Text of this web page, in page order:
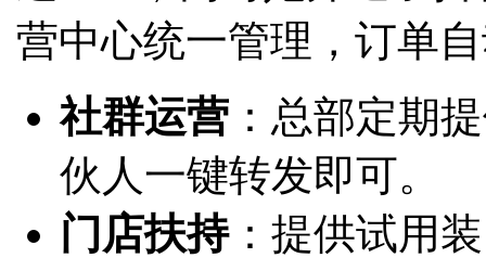
营中心统一管理，订单
社群运营 ：总部定期
伙人一键转发即可。
门店扶持：提供试用